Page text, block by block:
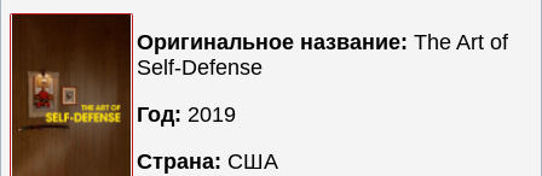
Приключения
Русские
фильмы
Оригинальное название: The Art of
Self-Defense
Год: 2019
Страна: США